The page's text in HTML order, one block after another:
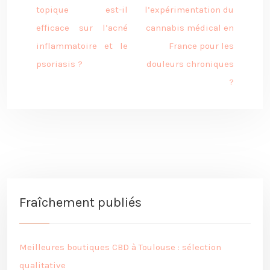
topique est-il
efficace sur l’acné
inflammatoire et le
psoriasis ?
l’expérimentation du
cannabis médical en
France pour les
douleurs chroniques
?
Fraîchement publiés
Meilleures boutiques CBD à Toulouse : sélection
qualitative